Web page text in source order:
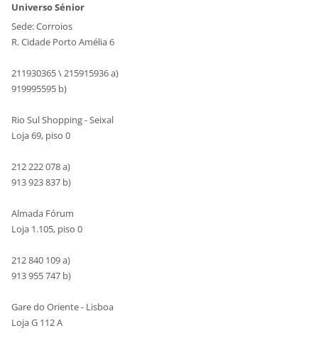
Universo Sénior
Sede: Corroios
R. Cidade Porto Amélia 6
211930365 \ 215915936 a)
919995595 b)
Rio Sul Shopping - Seixal
Loja 69, piso 0
212 222 078 a)
913 923 837 b)
Almada Fórum
Loja 1.105, piso 0
212 840 109 a)
913 955 747 b)
Gare do Oriente - Lisboa
Loja G 112 A